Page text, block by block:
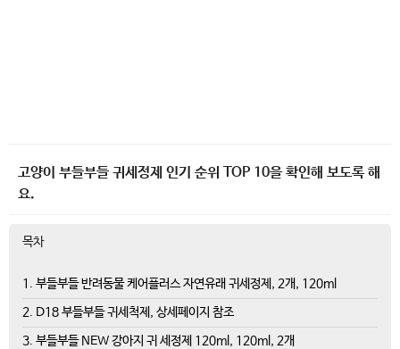
고양이 부들부들 귀세정제 인기 순위 TOP 10을 확인해 보도록 해
요.
목차
1. 부들부들 반려동물 케어플러스 자연유래 귀세정제, 2개, 120ml
2. D18 부들부들 귀세척제, 상세페이지 참조
3. 부들부들 NEW 강아지 귀 세정제 120ml, 120ml, 2개